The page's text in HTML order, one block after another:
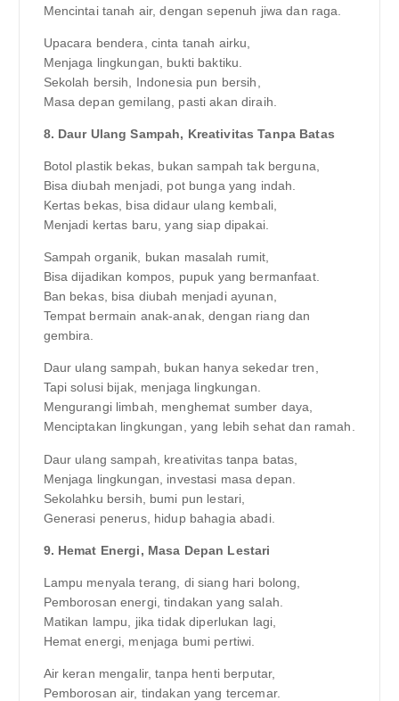
Mencintai tanah air, dengan sepenuh jiwa dan raga.
Upacara bendera, cinta tanah airku,
Menjaga lingkungan, bukti baktiku.
Sekolah bersih, Indonesia pun bersih,
Masa depan gemilang, pasti akan diraih.
8. Daur Ulang Sampah, Kreativitas Tanpa Batas
Botol plastik bekas, bukan sampah tak berguna,
Bisa diubah menjadi, pot bunga yang indah.
Kertas bekas, bisa didaur ulang kembali,
Menjadi kertas baru, yang siap dipakai.
Sampah organik, bukan masalah rumit,
Bisa dijadikan kompos, pupuk yang bermanfaat.
Ban bekas, bisa diubah menjadi ayunan,
Tempat bermain anak-anak, dengan riang dan
gembira.
Daur ulang sampah, bukan hanya sekedar tren,
Tapi solusi bijak, menjaga lingkungan.
Mengurangi limbah, menghemat sumber daya,
Menciptakan lingkungan, yang lebih sehat dan ramah.
Daur ulang sampah, kreativitas tanpa batas,
Menjaga lingkungan, investasi masa depan.
Sekolahku bersih, bumi pun lestari,
Generasi penerus, hidup bahagia abadi.
9. Hemat Energi, Masa Depan Lestari
Lampu menyala terang, di siang hari bolong,
Pemborosan energi, tindakan yang salah.
Matikan lampu, jika tidak diperlukan lagi,
Hemat energi, menjaga bumi pertiwi.
Air keran mengalir, tanpa henti berputar,
Pemborosan air, tindakan yang tercemar.